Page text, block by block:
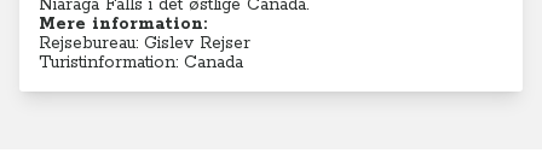
Niaraga Falls i det østlige Canada.
Mere information:
Rejsebureau: Gislev Rejser
Turistinformation: Canada